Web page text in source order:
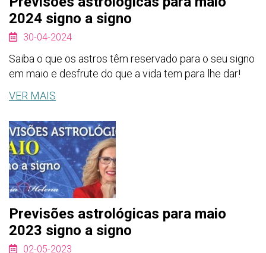
2024 signo a signo
30-04-2024
Saiba o que os astros têm reservado para o seu signo
em maio e desfrute do que a vida tem para lhe dar!
VER MAIS
Previsões astrológicas para maio
2023 signo a signo
02-05-2023